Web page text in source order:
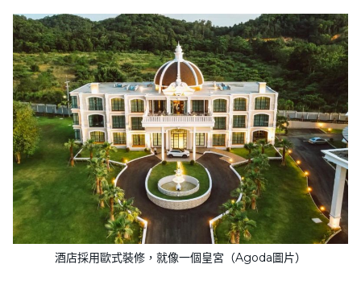
酒店採用歐式裝修，就像一個皇宮（Agoda圖片）